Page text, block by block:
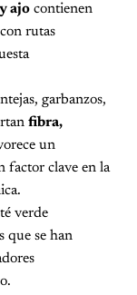
ajo contienen
rutas
garbanzos,
fibra,
un
factor clave en la
verde
que se han